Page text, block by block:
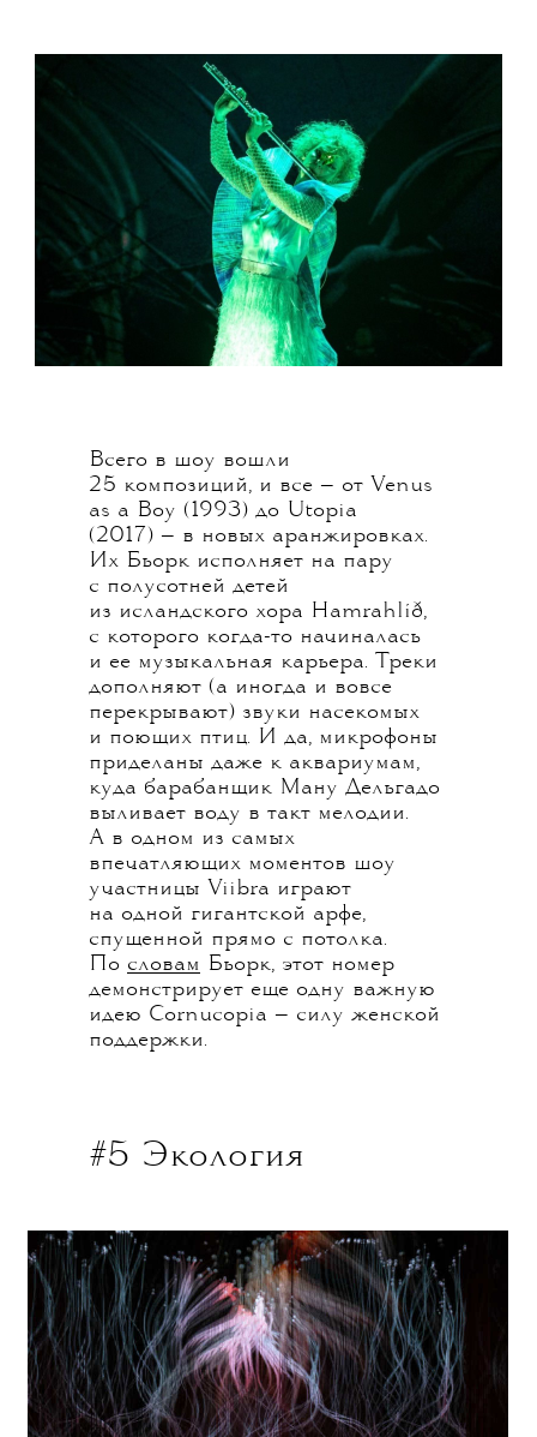
Всего в шоу вошли
25 композиций, и все — от Venus
as a Boy (1993) до Utopia
(2017) — в новых аранжировках.
Их Бьорк исполняет на пару
с полусотней детей
из исландского хора Hamrahlíð,
с которого когда-то начиналась
и ее музыкальная карьера. Треки
дополняют (а иногда и вовсе
перекрывают) звуки насекомых
и поющих птиц. И да, микрофоны
приделаны даже к аквариумам,
куда барабанщик Ману Дельгадо
выливает воду в такт мелодии.
А в одном из самых
впечатляющих моментов шоу
участницы Viibra играют
на одной гигантской арфе,
спущенной прямо с потолка.
По словам Бьорк, этот номер
демонстрирует еще одну важную
идею Cornucopia — силу женской
поддержки.
#5 Экология